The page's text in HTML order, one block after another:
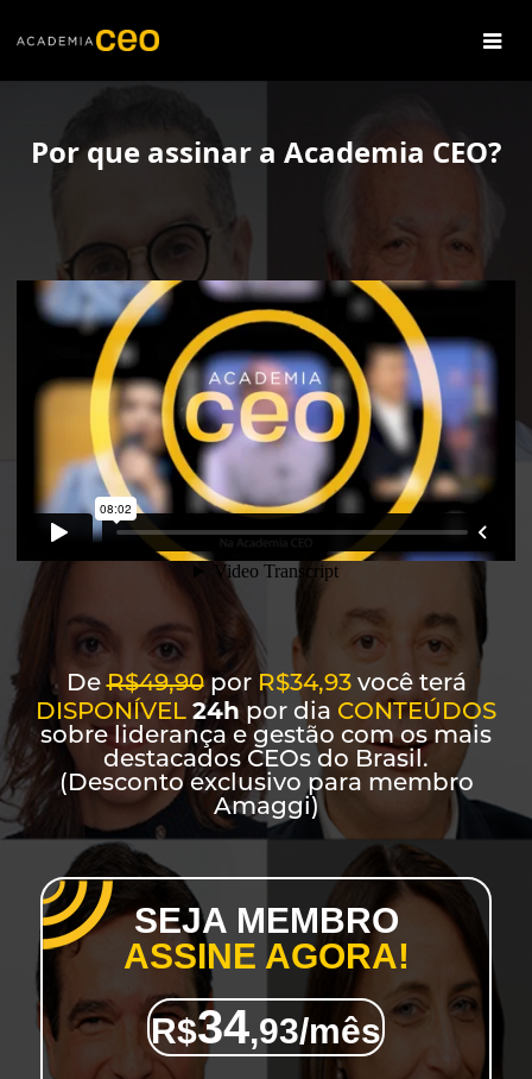
Por que assinar a Academia CEO?
DeR$49,90por R$34,93você terá
DISPONÍVEL 24h por dia CONTEÚDOS
sobre liderança e gestão com os mais
destacados CEOs do Brasil.
(Desconto exclusivo para membro
Amaggi)
SEJA MEMBRO
ASSINE AGORA!
R$34,93/mês